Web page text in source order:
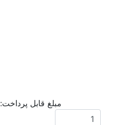
مبلغ قابل پرداخت: